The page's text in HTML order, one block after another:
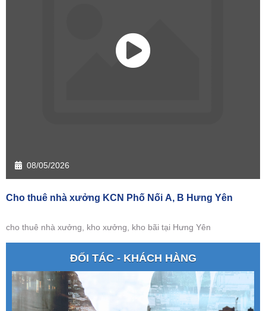
08/05/2026
Cho thuê nhà xưởng KCN Phố Nối A, B Hưng Yên
cho thuê nhà xưởng, kho xưởng, kho bãi tại Hưng Yên
ĐỐI TÁC - KHÁCH HÀNG